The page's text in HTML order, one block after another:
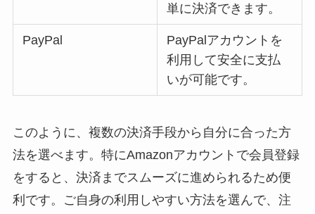
単に決済できます。
PayPal
PayPalアカウントを
利用して安全に支払
いが可能です。
このように、複数の決済手段から自分に合った方
法を選べます。特にAmazonアカウントで会員登録
をすると、決済までスムーズに進められるため便
利です。ご自身の利用しやすい方法を選んで、注